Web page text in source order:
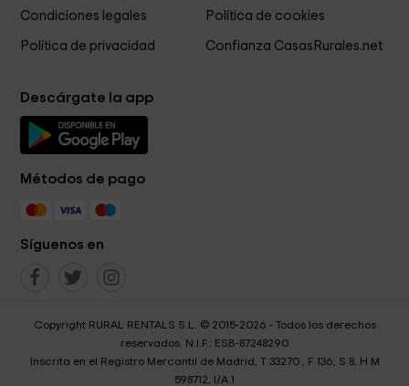
Condiciones legales
Política de cookies
Política de privacidad Confianza CasasRurales.net
Descárgate la app
Métodos de pago
Síguenos en
Copyright RURAL RENTALS S.L. © 2015-2026 - Todos los derechos
reservados. N.I.F.: ESB-87248290
Inscrita en el Registro Mercantil de Madrid, T 33270 , F 136, S 8, H M
598712, I/A 1